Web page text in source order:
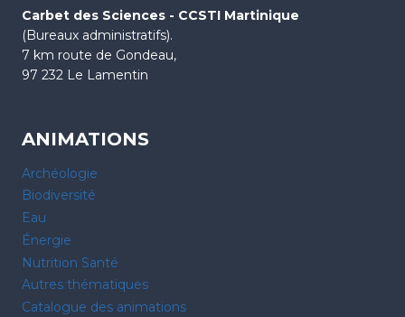
Carbet des Sciences - CCSTI Martinique
(Bureaux administratifs).
7 km route de Gondeau,
97 232 Le Lamentin
ANIMATIONS
Archéologie
Biodiversité
Eau
Énergie
Nutrition Santé
Autres thématiques
Catalogue des animations